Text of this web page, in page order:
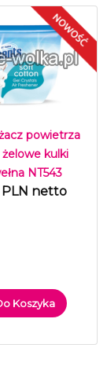
powietrza
żelowe kulki
NT543
PLN netto
Koszyka